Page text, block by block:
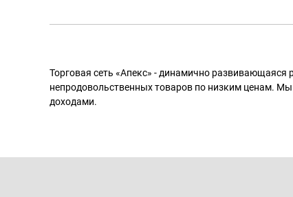
Торговая сеть «Апекс» - динамично
непродовольственных товаров по низким ценам.
доходами.